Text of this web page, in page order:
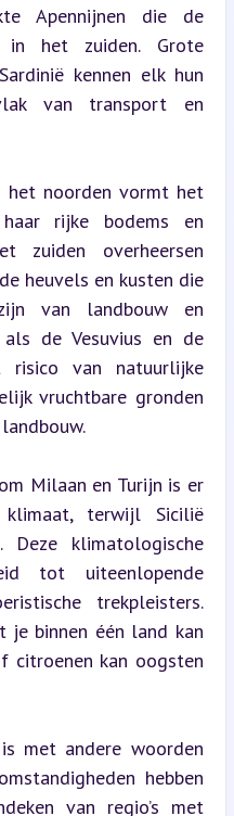
Apennijnen die de
het zuiden. Grote
kennen elk hun
van transport en
het noorden vormt het
rijke bodems en
zuiden overheersen
heuvels en kusten die
van landbouw en
de Vesuvius en de
risico van natuurlijke
vruchtbare gronden
Milaan en Turijn is er
klimaat, terwijl Sicilië
klimatologische
tot uiteenlopende
trekpleisters.
je binnen één land kan
citroenen kan oogsten
met andere woorden
hebben
van regio’s met